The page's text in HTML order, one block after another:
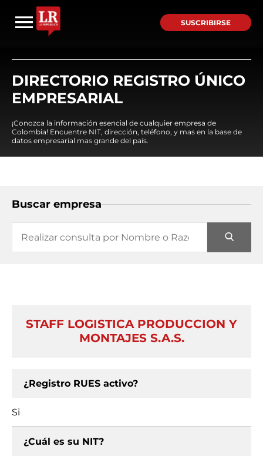
SUSCRIBIRSE
DIRECTORIO REGISTRO ÚNICO
EMPRESARIAL
¡Conozca la información esencial de cualquier empresa de
Colombia! Encuentre NIT, dirección, teléfono, y mas en la base de
datos empresarial mas grande del país.
Buscar empresa
STAFF LOGISTICA PRODUCCION Y
MONTAJES S.A.S.
¿Registro RUES activo?
Si
¿Cuál es su NIT?